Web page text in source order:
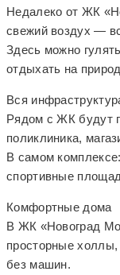
Недалеко от ЖК
свежий воздух —
Здесь можно
отдыхать на
Вся
Рядом с ЖК будут
поликлиника,
В самом
спортивные
Комфортные дома
В ЖК «Новоград
просторные
без машин.